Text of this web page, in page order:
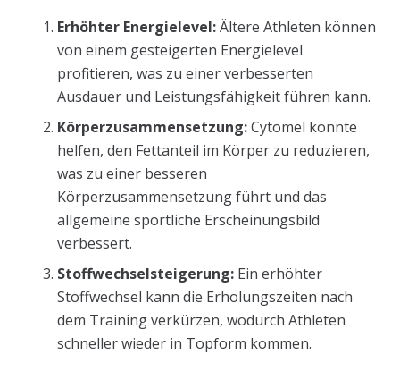
Erhöhter Energielevel:Ältere Athleten können
von einem gesteigerten Energielevel
profitieren, was zu einer verbesserten
Ausdauer und Leistungsfähigkeit führen kann.
Körperzusammensetzung:Cytomel könnte
helfen, den Fettanteil im Körper zu reduzieren,
was zu einer besseren
Körperzusammensetzung führt und das
allgemeine sportliche Erscheinungsbild
verbessert.
Stoffwechselsteigerung: Ein erhöhter
Stoffwechsel kann die Erholungszeiten nach
dem Training verkürzen, wodurch Athleten
schneller wieder in Topform kommen.